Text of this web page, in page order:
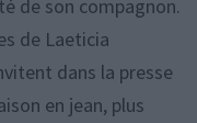
de son compagnon.
de Laeticia
dans la presse
en jean, plus